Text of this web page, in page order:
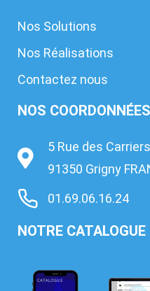
Nos Solutions
Nos Réalisations
Contactez nous
NOS COORDONNÉES
5 Rue des
91350 Grigny
01.69.06.16.24
NOTRE CATALOGUE